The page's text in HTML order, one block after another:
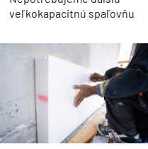
veľkokapacitnú spaľovňu